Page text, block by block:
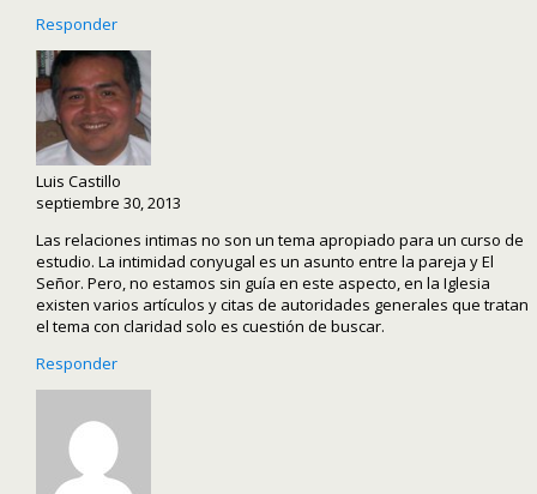
Responder
Luis Castillo
septiembre 30, 2013
Las relaciones intimas no son un tema apropiado para un curso de
estudio. La intimidad conyugal es un asunto entre la pareja y El
Señor. Pero, no estamos sin guía en este aspecto, en la Iglesia
existen varios artículos y citas de autoridades generales que tratan
el tema con claridad solo es cuestión de buscar.
Responder